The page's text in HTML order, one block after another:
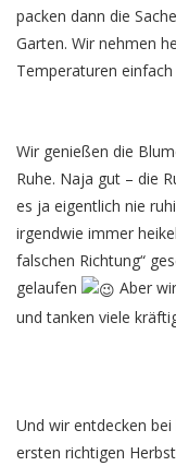
packen dann die
Garten. Wir nehmen
Temperaturen
Wir genießen die
Ruhe. Naja gut – die
es ja eigentlich nie
irgendwie immer
falschen Richtung“
gelaufen
Aber
und tanken viele
Und wir entdecken
ersten richtigen